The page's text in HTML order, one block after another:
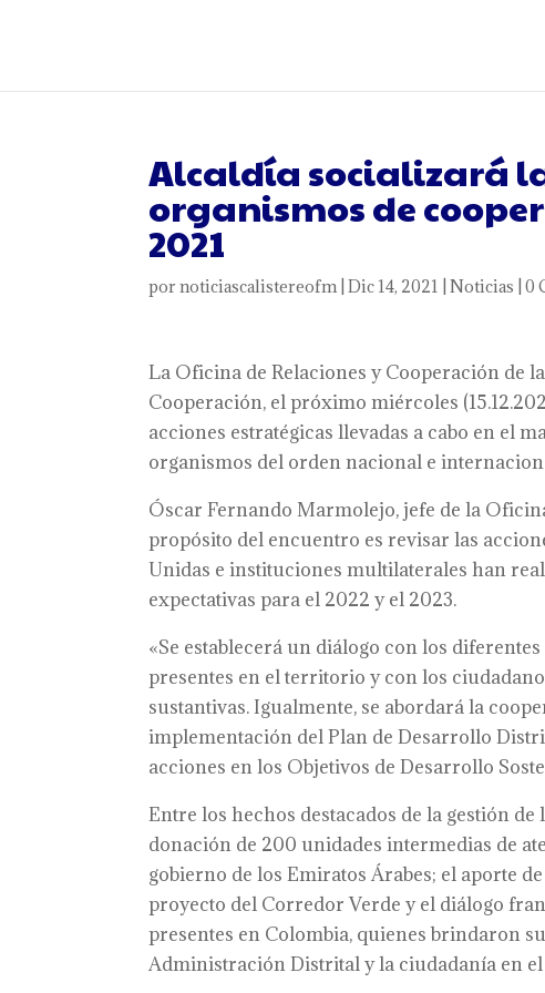
Alcaldía socializará
organismos de
2021
pornoticiascalistereofm|Dic 14, 2021 |Noticias |0
La Oficina de Relaciones y Cooperación de
Cooperación, el próximo miércoles
acciones estratégicas llevadas a cabo en el
organismos del orden nacional e
Óscar Fernando Marmolejo, jefe de la
propósito del encuentro es revisar las
Unidas e instituciones multilaterales han
expectativas para el 2022 y el 2023.
«Se establecerá un diálogo con los
presentes en el territorio y con los
sustantivas. Igualmente, se abordará la
implementación del Plan de Desarrollo
acciones en los Objetivos de Desarrollo
Entre los hechos destacados de la gestión
donación de 200 unidades intermedias de
gobierno de los Emiratos Árabes; el aporte
proyecto del Corredor Verde y el diálogo
presentes en Colombia, quienes brindaron
Administración Distrital y la ciudadanía en